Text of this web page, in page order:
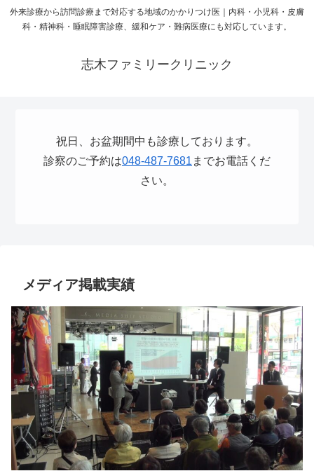
外来診療から訪問診療まで対応する地域のかかりつけ医｜内科・小児科・皮膚
科・精神科・睡眠障害診療、緩和ケア・難病医療にも対応しています。
志木ファミリークリニック
祝日、お盆期間中も診療しております。
診察のご予約は048-487-7681 までお電話くだ
さい。
メディア掲載実績